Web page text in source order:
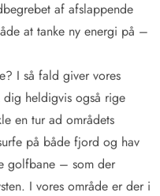
af afslappende
at tanke ny energi på –
I så fald giver vores
dig heldigvis også rige
en tur ad områdets
på både fjord og hav
golfbane – som der
I vores område er der i